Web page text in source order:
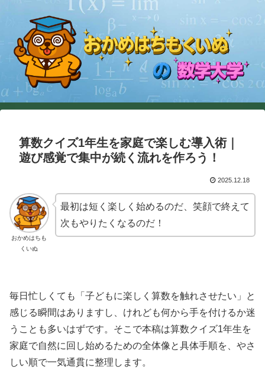
算数クイズ1年生を家庭で楽しむ導入術｜
遊び感覚で集中が続く流れを作ろう！
2025.12.18
おかめはちも
くいぬ
最初は短く楽しく始めるのだ、笑顔で終えて
次もやりたくなるのだ！
毎日忙しくても「子どもに楽しく算数を触れさせたい」と
感じる瞬間はありますし、けれども何から手を付けるか迷
うことも多いはずです。そこで本稿は算数クイズ1年生を
家庭で自然に回し始めるための全体像と具体手順を、やさ
しい順で一気通貫に整理します。